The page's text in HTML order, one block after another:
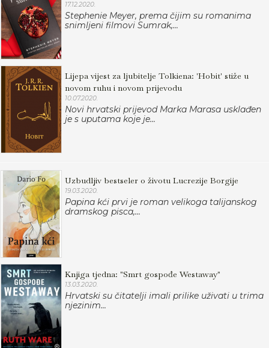
17.12.2020.
Stephenie Meyer, prema čijim su romanima
snimljeni filmovi Sumrak,...
Lijepa vijest za ljubitelje Tolkiena: 'Hobit' stiže u
novom ruhu i novom prijevodu
10.07.2020.
Novi hrvatski prijevod Marka Marasa usklađen
je s uputama koje je...
Uzbudljiv bestseler o životu Lucrezije Borgije
19.03.2020.
Papina kći prvi je roman velikoga talijanskog
dramskog pisca,...
Knjiga tjedna: "Smrt gospođe Westaway"
13.03.2020.
Hrvatski su čitatelji imali prilike uživati u trima
njezinim...